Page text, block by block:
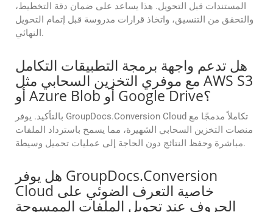
المستندات قبل التحويل. هذا يساعد على ضمان دقة التخطيط،
والتحقق من التنسيق، واتخاذ قرارات مدروسة قبل إتمام التحويل
النهائي.
هل تدعم واجهة برمجة التطبيقات التكامل
مع موفري التخزين السحابي مثل AWS S3
أو Azure Blob أو Google Drive؟
بالتأكيد. يوفر GroupDocs.Conversion Cloud تكاملاً مدمجًا مع
منصات التخزين السحابي الشهيرة، مما يسمح باسترداد الملفات
مباشرة وحفظ النتائج دون الحاجة إلى عمليات تحميل وسيطة.
هل يوفر GroupDocs.Conversion
Cloud خاصية التعرف الضوئي على
الحروف عند تحويل الملفات الممسوحة